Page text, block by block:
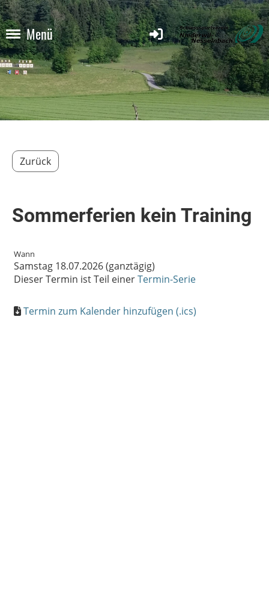
Menü
Zurück
Sommerferien kein Training
Wann
Samstag 18.07.2026 (ganztägig)
Dieser Termin ist Teil einerTermin-Serie
Termin zum Kalender hinzufügen (.ics)